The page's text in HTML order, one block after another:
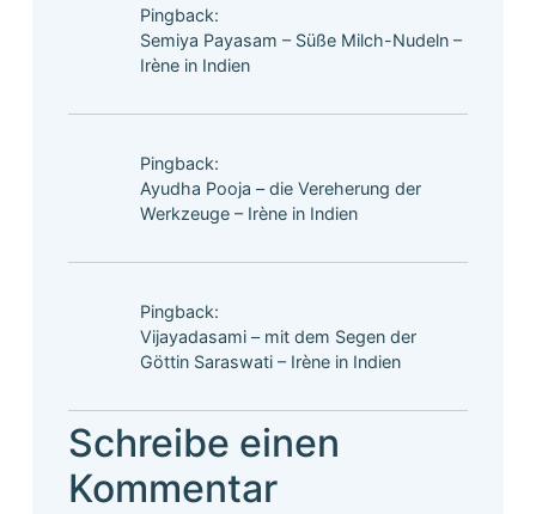
Pingback:
Semiya Payasam – Süße Milch-Nudeln –
Irène in Indien
Pingback:
Ayudha Pooja – die Vereherung der
Werkzeuge – Irène in Indien
Pingback:
Vijayadasami – mit dem Segen der
Göttin Saraswati – Irène in Indien
Schreibe einen
Kommentar